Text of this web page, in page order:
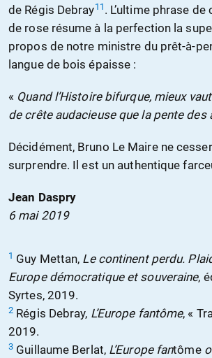
de Régis Debray11 . L’ultime phrase de
de rose résume à la perfection la
propos de notre ministre du prêt-à-
langue de bois épaisse :
« Quand l’Histoire bifurque, mieux
de crête audacieuse que la pente des
Décidément, Bruno Le Maire ne
surprendre. Il est un authentique
Jean Daspry
6 mai 2019
1 Guy Mettan, Le continent perdu.
Europe démocratique et souveraine,
Syrtes, 2019.
2 Régis Debray, L’Europe fantôme, «
2019.
3 Guillaume Berlat, L’Europe fantôme